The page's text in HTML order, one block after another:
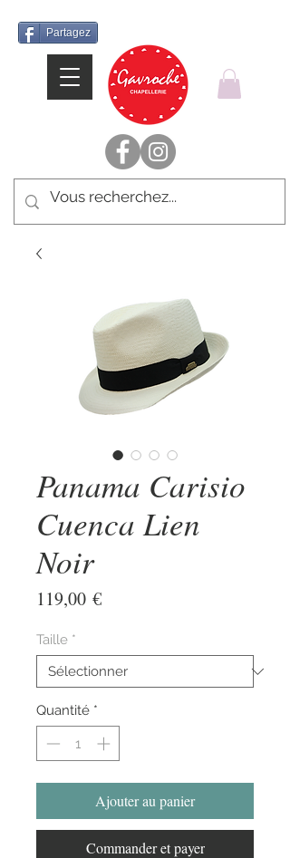
Partagez
Panama Carisio
Cuenca Lien
Noir
119,00 €Prix
Taille *
Quantité *
Ajouter au panier
Commander et payer